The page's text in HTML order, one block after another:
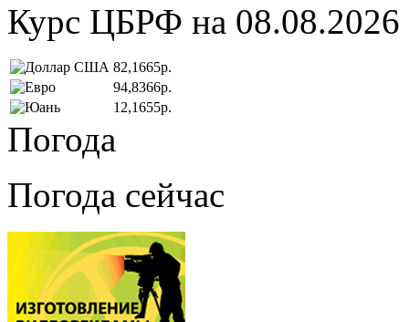
Курс ЦБРФ на 08.08.2026
82,1665р.
94,8366р.
12,1655р.
Погода
Погода сейчас